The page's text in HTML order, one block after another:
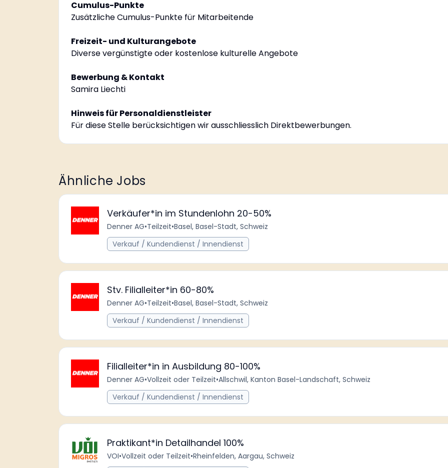
Cumulus-Punkte
Zusätzliche Cumulus-Punkte für Mitarbeitende
Freizeit- und Kulturangebote
Diverse vergünstigte oder kostenlose kulturelle Angebote
Bewerbung & Kontakt
Samira Liechti
Hinweis für Personaldienstleister
Für diese Stelle berücksichtigen wir ausschliesslich Direktbewerbungen.
Ähnliche Jobs
Verkäufer*in im Stundenlohn 20-50%
Denner AG•Teilzeit•Basel, Basel-Stadt, Schweiz
Verkauf / Kundendienst / Innendienst
Stv. Filialleiter*in 60-80%
Denner AG•Teilzeit•Basel, Basel-Stadt, Schweiz
Verkauf / Kundendienst / Innendienst
Filialleiter*in in Ausbildung 80-100%
Denner AG•Vollzeit oder Teilzeit•Allschwil, Kanton Basel-Landschaft, Schweiz
Verkauf / Kundendienst / Innendienst
Praktikant*in Detailhandel 100%
VOI•Vollzeit oder Teilzeit•Rheinfelden, Aargau, Schweiz